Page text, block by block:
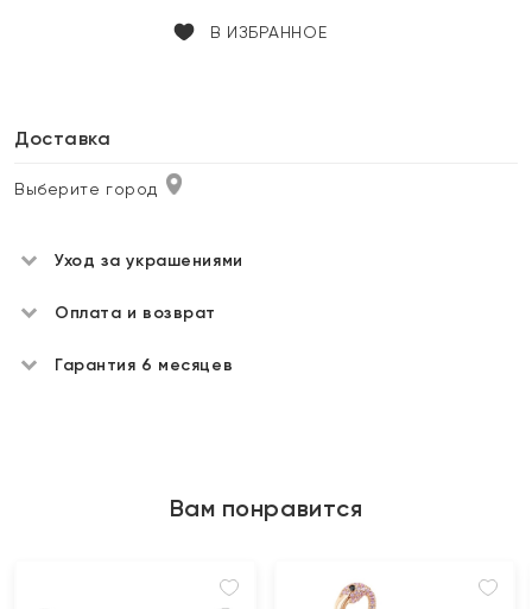
В ИЗБРАННОЕ
Доставка
Выберите город
Уход за украшениями
Оплата и возврат
Гарантия 6 месяцев
Вам понравится